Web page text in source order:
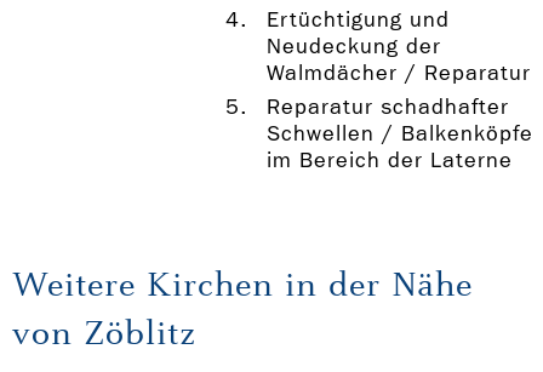
Ertüchtigung und
Neudeckung der
Walmdächer / Reparatur
Reparatur schadhafter
Schwellen / Balkenköpfe
im Bereich der Laterne
Weitere Kirchen in der Nähe
von Zöblitz